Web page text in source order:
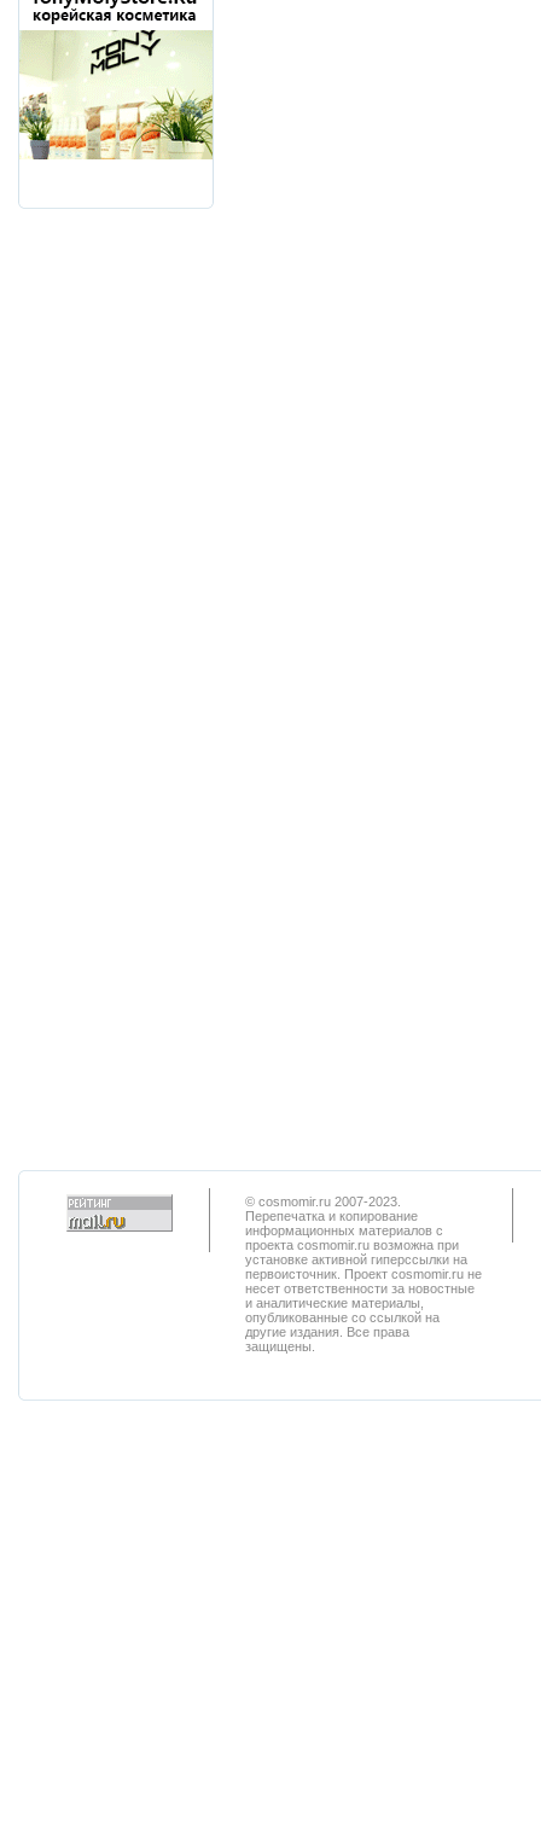
© cosmomir.ru 2007-2023.
Перепечатка и копирование
информационных материалов с
проекта cosmomir.ru возможна при
установке активной гиперссылки на
первоисточник. Проект cosmomir.ru не
несет ответственности за новостные
и аналитические материалы,
опубликованные со ссылкой на
другие издания. Все права
защищены.